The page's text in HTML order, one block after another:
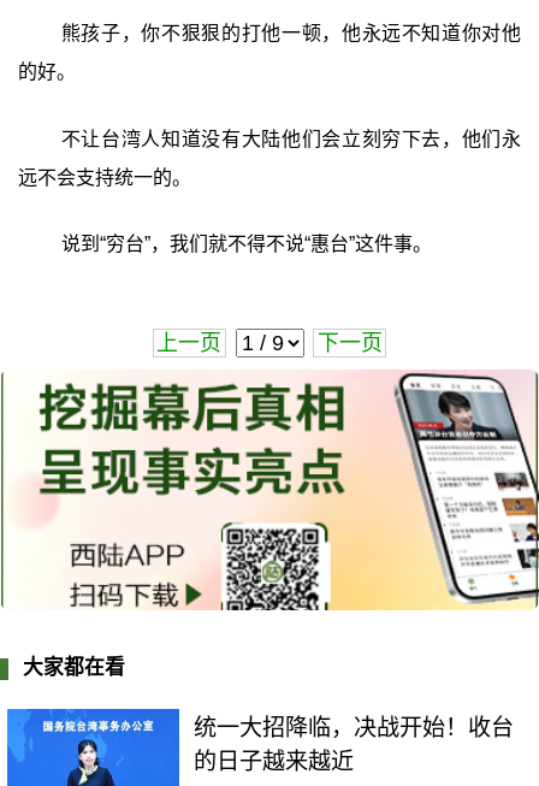
熊孩子，你不狠狠的打他一顿，他永远不知道你对他
的好。
不让台湾人知道没有大陆他们会立刻穷下去，他们永
远不会支持统一的。
说到“穷台”，我们就不得不说“惠台”这件事。
上一页 下一页
大家都在看
统一大招降临，决战开始！收台
的日子越来越近